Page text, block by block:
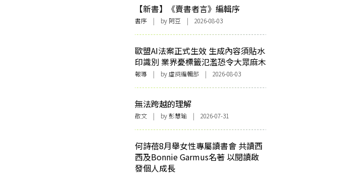
【新書】《賣書者言》編輯序
書序 | by 阿豆 | 2026-08-03
歐盟AI法案正式生效 生成內容須貼水
印識別 業界憂標籤氾濫恐令大眾麻木
報導 | by 虛詞編輯部 | 2026-08-03
無法跨越的理解
散文 | by 彭慧瑜 | 2026-07-31
何詩蓓8月舉女性專屬讀書會 共讀西
西及Bonnie Garmus名著 以閱讀啟
發個人成長